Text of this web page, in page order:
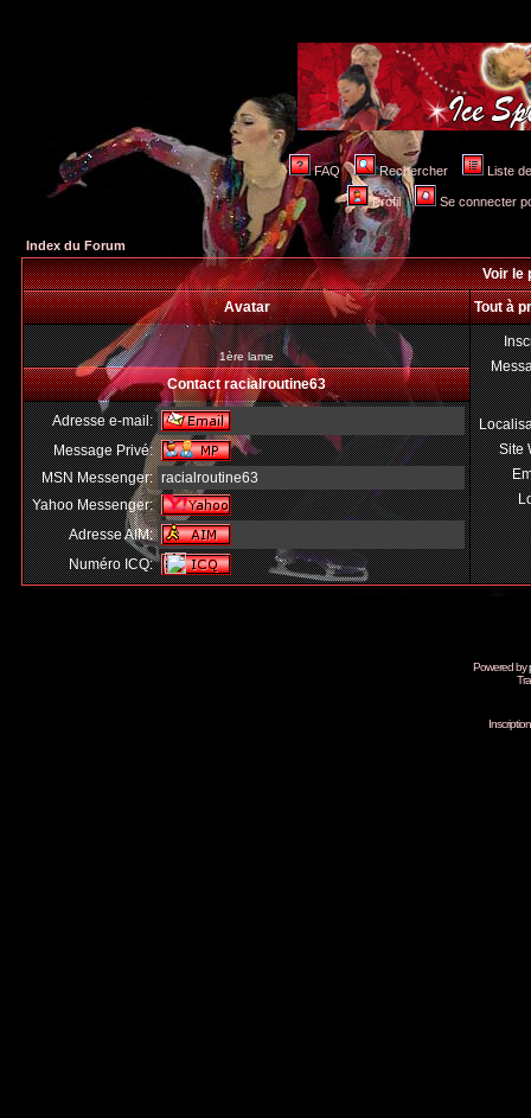
FAQ Rechercher Liste
Profil Se connecter
Index du Forum
Voir le
Avatar
Tout à
1ère lame
Site
Contact racialroutine63
Adresse e-mail:
Message Privé:
MSN Messenger: racialroutine63
Yahoo Messenger:
Adresse AIM:
Numéro ICQ:
Powered by